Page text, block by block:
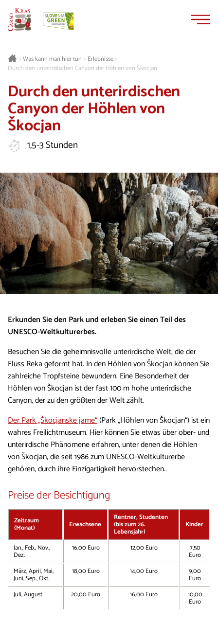
>Was kann man hier tun > Erlebnisse>
Durch den unterirdischen Canyon der Höhlen von Škocjan
Durch den unterirdischen
Canyon der Höhlen von
Škocjan
1,5-3 Stunden
Erkunden Sie den Park und erleben Sie einen Teil des
UNESCO-Weltkulturerbes.
Besuchen Sie die geheimnisvolle unterirdische Welt, die der
Fluss Reka geformt hat. In den Höhlen von Škocjan können Sie
zahlreiche Tropfsteine bewundern. Eine Besonderheit der
Höhlen von Škocjan ist der fast 100 m hohe unterirdische
Canyon, der zu den größten der Welt zählt.
Der Park „Škocjanske jame“(Park „Höhlen von Škocjan“) ist ein
wahres Freilichtmuseum. Hier können Sie etwas über ober- und
unterirdische Phänomene erfahren, unter denen die Höhlen
von Škocjan, die seit 1986 zum UNESCO-Weltkulturerbe
gehören, durch ihre Einzigartigkeit hervorstechen..
Preise der Besichtigung
Zeitraum
(Monat) Erwachsene
Rentner, Studenten
(bis zum 26.
Lebensjahr)
Kinder
Jan., Feb., Nov.,
Dez.
16,00 Euro 12,00 Euro 7,50
Euro
März, April, Mai,
Juni, Sep., Okt.
18,00 Euro 14,00 Euro 9,00
Euro
Juli, August
20,00 Euro 16,00 Euro 10,00
Euro